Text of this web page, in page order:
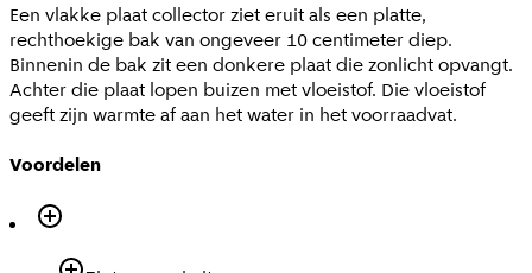
Een vlakke plaat collector ziet eruit als een platte,
rechthoekige bak van ongeveer 10 centimeter diep.
Binnenin de bak zit een donkere plaat die zonlicht opvangt.
Achter die plaat lopen buizen met vloeistof. Die vloeistof
geeft zijn warmte af aan het water in het voorraadvat.
Voordelen